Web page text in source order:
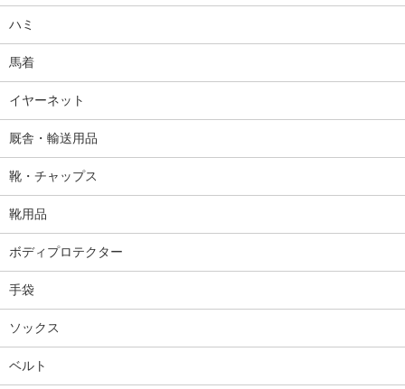
ハミ
馬着
イヤーネット
厩舎・輸送用品
靴・チャップス
靴用品
ボディプロテクター
手袋
ソックス
ベルト